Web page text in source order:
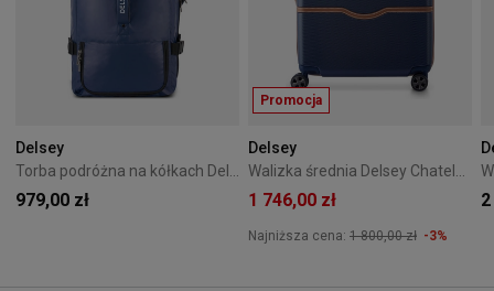
Delsey
Torba podróżna na kółkach Delsey Raspail 73cm Granatowa
979,00 zł
Promocja
Delsey
Walizka średnia Delsey Chatelet Air 2.0 66 cm Granatowa
1 746,00 zł
Najniższa cena: 1 800,00 zł -3%